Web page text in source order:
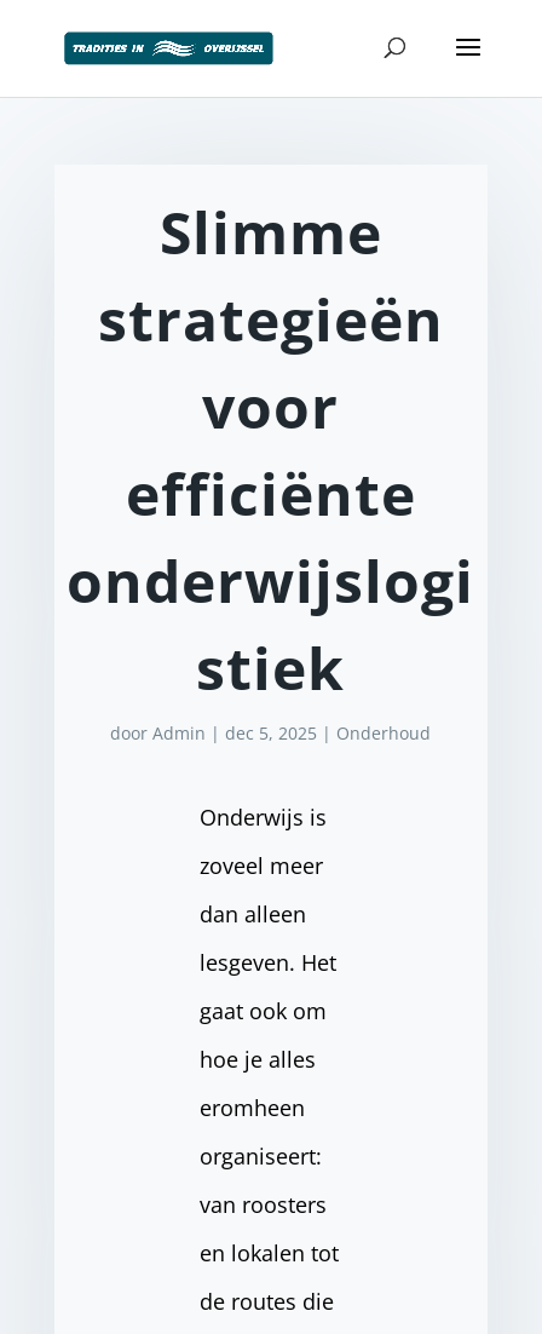
Slimme
strategieën
voor
efficiënte
onderwijslogi
stiek
doorAdmin | dec 5, 2025 | Onderhoud
Onderwijs is
zoveel meer
dan alleen
lesgeven. Het
gaat ook om
hoe je alles
eromheen
organiseert:
van roosters
en lokalen tot
de routes die